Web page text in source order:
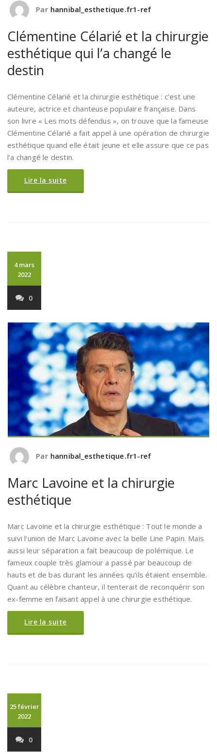
Par hannibal_esthetique.fr1-ref
Clémentine Célarié et la chirurgie
esthétique qui l’a changé le
destin
Clémentine Célarié et la chirurgie esthétique : c’est une
auteure, actrice et chanteuse populaire française. Dans
son livre « Les mots défendus », on trouve que la fameuse
Clémentine Célarié a fait appel à une opération de chirurgie
esthétique quand elle était jeune et elle assure que ce pas
l’a changé le destin.
Lire la suite
4 mars
2022
0
Par hannibal_esthetique.fr1-ref
Marc Lavoine et la chirurgie
esthétique
Marc Lavoine et la chirurgie esthétique : Tout le monde a
suivi l’union de Marc Lavoine avec la belle Line Papin. Mais
aussi leur séparation a fait beaucoup de polémique. Le
fameux couple très glamour a passé par beaucoup de
hauts et de bas durant les années qu’ils étaient ensemble.
Quant au célèbre chanteur, il tenterait de reconquérir son
ex-femme en faisant appel à une chirurgie esthétique.
Lire la suite
25 février
2022
0